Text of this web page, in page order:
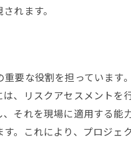
れます。
要な役割を担っていま
、リスクアセスメント
それを現場に適用する
。これにより、プロジ